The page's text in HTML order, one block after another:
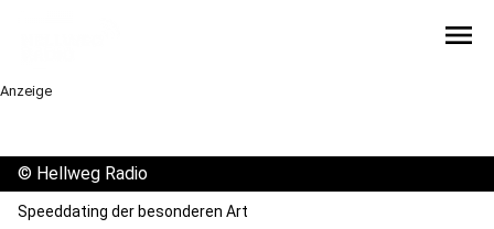
menu
Anzeige
© Hellweg Radio
Speeddating der besonderen Art